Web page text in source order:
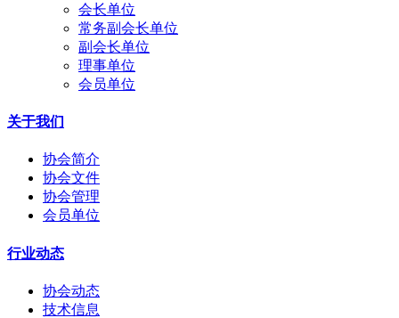
会长单位
常务副会长单位
副会长单位
理事单位
会员单位
关于我们
协会简介
协会文件
协会管理
会员单位
行业动态
协会动态
技术信息